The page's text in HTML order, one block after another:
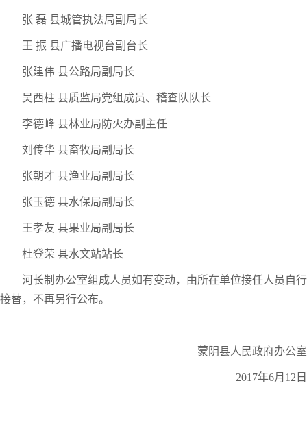
张 磊 县城管执法局副局长
王 振 县广播电视台副台长
张建伟 县公路局副局长
吴西柱 县质监局党组成员、稽查队队长
李德峰 县林业局防火办副主任
刘传华 县畜牧局副局长
张朝才 县渔业局副局长
张玉德 县水保局副局长
王孝友 县果业局副局长
杜登荣 县水文站站长
河长制办公室组成人员如有变动，由所在单位接任人员自行
接替，不再另行公布。
蒙阴县人民政府办公室
2017年6月12日